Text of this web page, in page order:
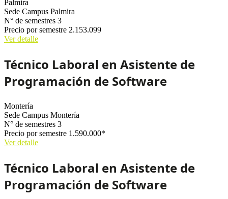
Palmira
Sede Campus Palmira
N° de semestres 3
Precio por semestre 2.153.099
Ver detalle
Técnico Laboral en Asistente de
Programación de Software
Montería
Sede Campus Montería
N° de semestres 3
Precio por semestre 1.590.000*
Ver detalle
Técnico Laboral en Asistente de
Programación de Software